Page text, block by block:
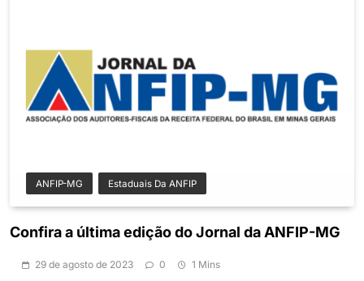
ANFIP-MG Estaduais Da ANFIP
Confira a última edição do Jornal da ANFIP-MG
29 de agosto de 2023 0 1 Mins